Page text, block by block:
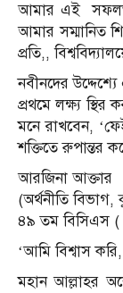
আমার এই
আমার সম্মানিত
প্রতি,,
নবীনদের
প্রথমে লক্ষ্য
মনে রাখবেন,
শক্তিতে রুপান্তর
আরজিনা আক্তার
(অর্থনীতি বিভাগ,
৪৯ তম বিসিএস (
‘আমি বিশ্বাস
মহান আল্লাহর